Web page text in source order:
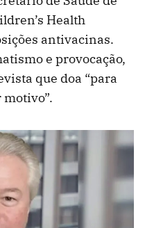
Health
antivacinas.
e provocação,
que doa “para